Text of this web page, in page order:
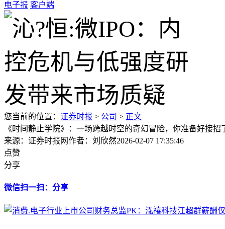
电子报 客户端
您当前的位置： 证券时报 > 公司 > 正文
《时间静止学院》：一场跨越时空的奇幻冒险，你准备好接招
来源：证券时报网作者：刘欣然2026-02-07 17:35:46
点赞
分享
微信扫一扫：分享